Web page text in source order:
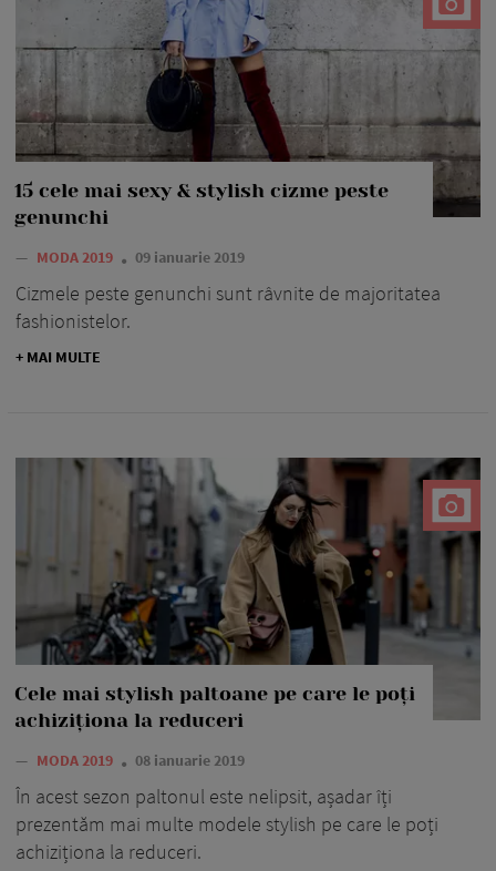
15 cele mai sexy & stylish cizme peste
genunchi
— MODA 2019 09 ianuarie 2019
Cizmele peste genunchi sunt râvnite de majoritatea
fashionistelor.
+ MAI MULTE
Cele mai stylish paltoane pe care le poți
achiziționa la reduceri
— MODA 2019 08 ianuarie 2019
În acest sezon paltonul este nelipsit, așadar îți
prezentăm mai multe modele stylish pe care le poți
achiziționa la reduceri.